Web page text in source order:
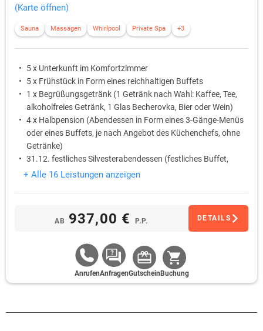
(Karte öffnen)
Sauna Massagen Whirlpool Private Spa +3
5 x Unterkunft im Komfortzimmer
5 x Frühstück in Form eines reichhaltigen Buffets
1 x Begrüßungsgetränk (1 Getränk nach Wahl: Kaffee, Tee,
alkoholfreies Getränk, 1 Glas Becherovka, Bier oder Wein)
4 x Halbpension (Abendessen in Form eines 3-Gänge-Menüs
oder eines Buffets, je nach Angebot des Küchenchefs, ohne
Getränke)
31.12. festliches Silvesterabendessen (festliches Buffet,
reproduziertes Musik oder DJ, nach Angebot des Hotels)
+ Alle 16 Leistungen anzeigen
AB 937,00 € P.P. DETAILS
AnrufenAnfragenGutschein Buchung